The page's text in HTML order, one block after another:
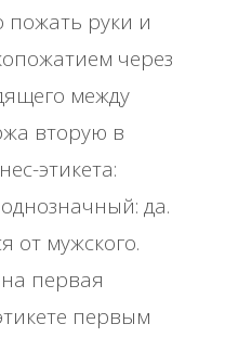
пожать руки и
через
между
вторую в
этикета:
да.
от мужского.
первая
первым